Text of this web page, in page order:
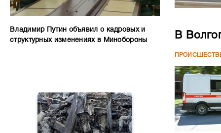
Владимир Путин объявил о кадровых и
структурных изменениях в Минобороны
В